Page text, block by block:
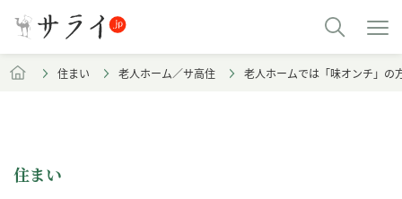
住まい 老人ホーム／サ高住 老人ホームでは「味オンチ」の
住まい